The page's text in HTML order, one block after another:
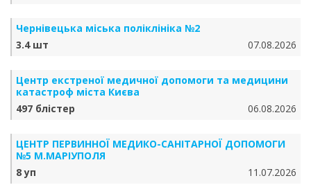
Чернівецька міська поліклініка №2
3.4 шт
07.08.2026
Центр екстреної медичної допомоги та медицини
катастроф міста Києва
497 блістер
06.08.2026
ЦЕНТР ПЕРВИННОЇ МЕДИКО-САНІТАРНОЇ ДОПОМОГИ
№5 М.МАРІУПОЛЯ
8 уп
11.07.2026